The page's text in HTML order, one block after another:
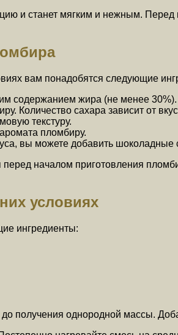
и станет мягким и нежным.
вам понадобятся следующие
содержанием жира (не менее 30%).
Количество сахара зависит от
текстуру.
пломбиру.
вы можете добавить шоколадные
началом приготовления
условиях
ингредиенты:
получения однородной массы.